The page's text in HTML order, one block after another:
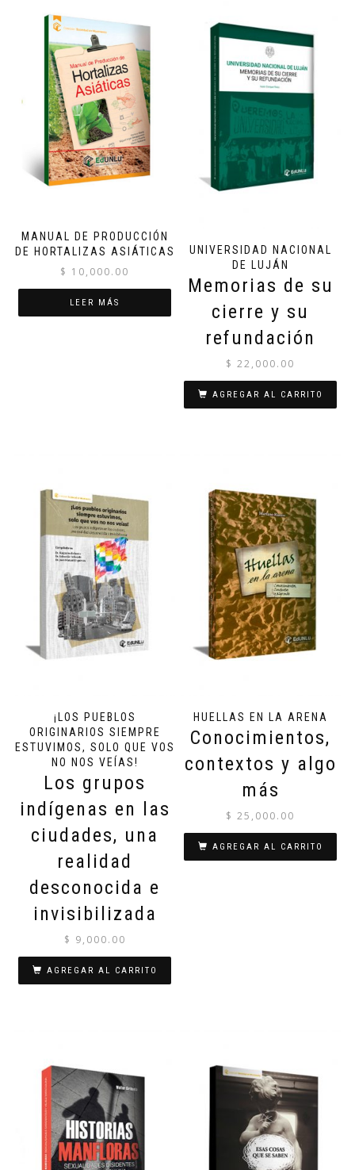
MANUAL DE PRODUCCIÓN
DE HORTALIZAS ASIÁTICAS
$ 10,000.00
LEER MÁS
UNIVERSIDAD NACIONAL
DE LUJÁN
Memorias de su
cierre y su
refundación
$ 22,000.00
AGREGAR AL CARRITO
¡LOS PUEBLOS
ORIGINARIOS SIEMPRE
ESTUVIMOS, SOLO QUE VOS
NO NOS VEÍAS!
Los grupos
indígenas en las
ciudades, una
realidad
desconocida e
invisibilizada
$ 9,000.00
AGREGAR AL CARRITO
HUELLAS EN LA ARENA
Conocimientos,
contextos y algo
más
$ 25,000.00
AGREGAR AL CARRITO